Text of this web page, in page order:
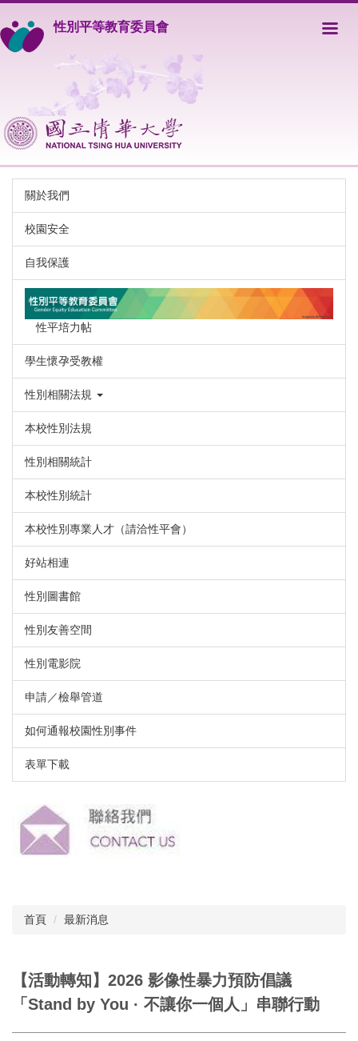
到
主
性別平等教育委員會
關於我們
校園安全
自我保護
性平培力帖
學生懷孕受教權
性別相關法規
本校性別法規
性別相關統計
本校性別統計
本校性別專業人才（請洽性平會）
好站相連
性別圖書館
性別友善空間
性別電影院
申請／檢舉管道
如何通報校園性別事件
表單下載
首頁 最新消息
【活動轉知】2026 影像性暴力預防倡議
「Stand by You · 不讓你一個人」串聯行動